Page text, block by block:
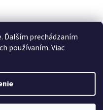
Ďalším prechádzaním
používaním. Viac